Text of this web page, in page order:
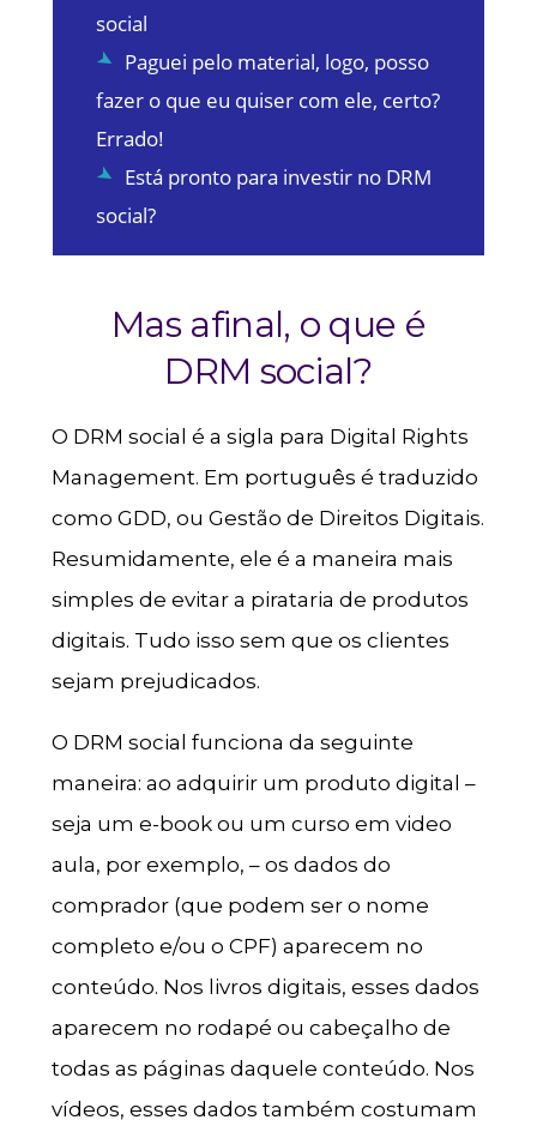
social
Paguei pelo material, logo, posso
fazer o que eu quiser com ele, certo?
Errado!
Está pronto para investir no DRM
social?
Mas afinal, o que é
DRM social?
O DRM social é a sigla para Digital Rights
Management. Em português é traduzido
como GDD, ou Gestão de Direitos Digitais.
Resumidamente, ele é a maneira mais
simples de evitar a pirataria de produtos
digitais. Tudo isso sem que os clientes
sejam prejudicados.
O DRM social funciona da seguinte
maneira: ao adquirir um produto digital –
seja um e-book ou um curso em video
aula, por exemplo, – os dados do
comprador (que podem ser o nome
completo e/ou o CPF) aparecem no
conteúdo. Nos livros digitais, esses dados
aparecem no rodapé ou cabeçalho de
todas as páginas daquele conteúdo. Nos
vídeos, esses dados também costumam